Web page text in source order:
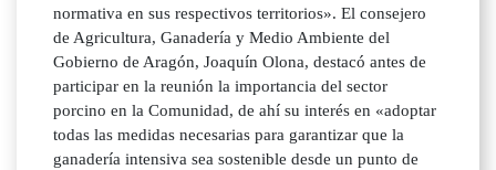
normativa en sus respectivos territorios». El consejero
de Agricultura, Ganadería y Medio Ambiente del
Gobierno de Aragón, Joaquín Olona, destacó antes de
participar en la reunión la importancia del sector
porcino en la Comunidad, de ahí su interés en «adoptar
todas las medidas necesarias para garantizar que la
ganadería intensiva sea sostenible desde un punto de